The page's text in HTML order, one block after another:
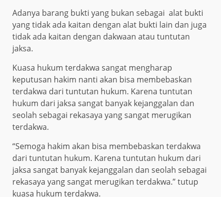
Adanya barang bukti yang bukan sebagai alat bukti
yang tidak ada kaitan dengan alat bukti lain dan juga
tidak ada kaitan dengan dakwaan atau tuntutan
jaksa.
Kuasa hukum terdakwa sangat mengharap
keputusan hakim nanti akan bisa membebaskan
terdakwa dari tuntutan hukum. Karena tuntutan
hukum dari jaksa sangat banyak kejanggalan dan
seolah sebagai rekasaya yang sangat merugikan
terdakwa.
“Semoga hakim akan bisa membebaskan terdakwa
dari tuntutan hukum. Karena tuntutan hukum dari
jaksa sangat banyak kejanggalan dan seolah sebagai
rekasaya yang sangat merugikan terdakwa.” tutup
kuasa hukum terdakwa.